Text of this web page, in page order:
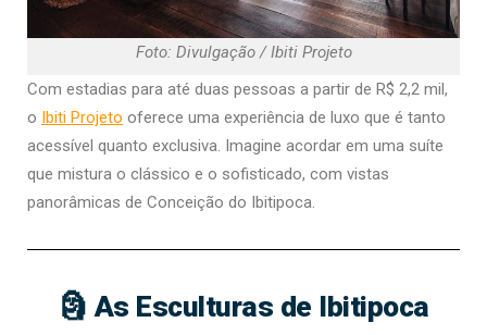
Foto: Divulgação / Ibiti Projeto
Com estadias para até duas pessoas a partir de R$ 2,2 mil,
o Ibiti Projeto oferece uma experiência de luxo que é tanto
acessível quanto exclusiva. Imagine acordar em uma suíte
que mistura o clássico e o sofisticado, com vistas
panorâmicas de Conceição do Ibitipoca.
🗿 As Esculturas de Ibitipoca